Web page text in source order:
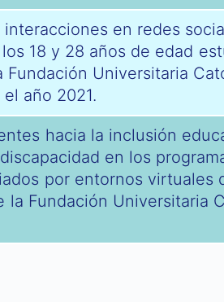
en redes
18 y 28 años de edad
Fundación Universitaria
año 2021.
hacia la inclusión
en los
por entornos virtuales
la Fundación Universitaria